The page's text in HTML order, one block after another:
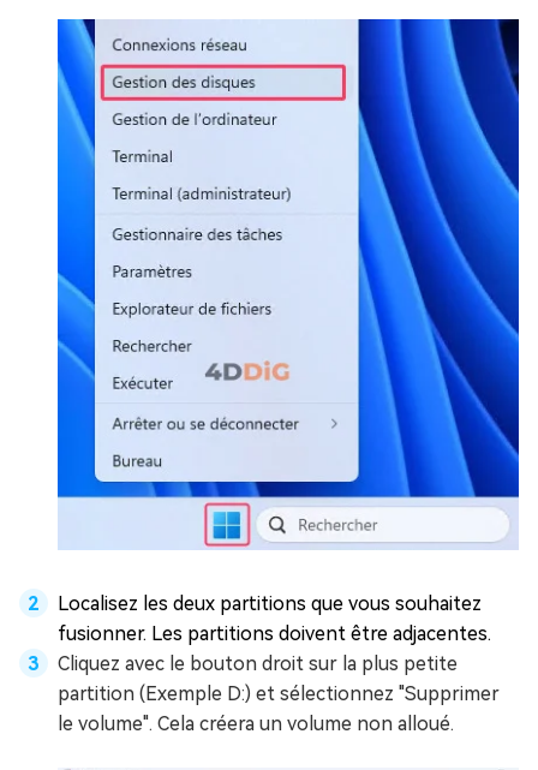
Localisez les deux partitions que vous souhaitez
fusionner. Les partitions doivent être adjacentes.
Cliquez avec le bouton droit sur la plus petite
partition (Exemple D:) et sélectionnez "Supprimer
le volume". Cela créera un volume non alloué.